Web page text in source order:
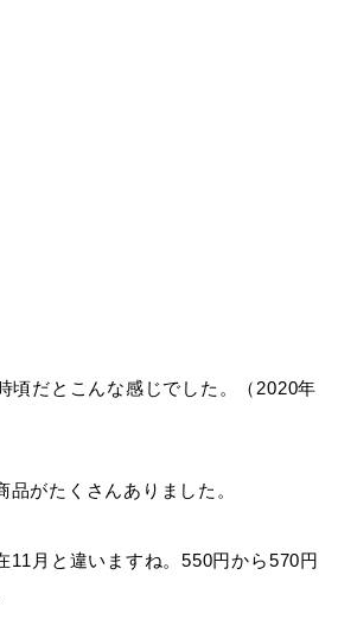
頃だとこんな感じでした。（2020年
がたくさんありました。
11月と違いますね。550円から570円